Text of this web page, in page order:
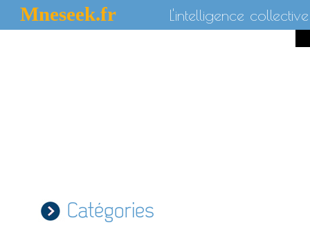
Mneseek.fr L'intelligence collective
Catégories